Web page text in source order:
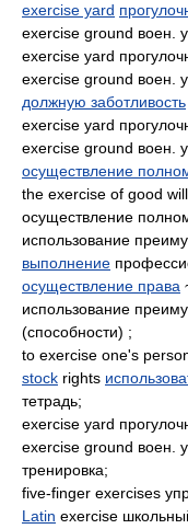
exercise yard
exercise ground воен.
exercise yard
exercise ground воен.
должную заботливость
exercise yard
exercise ground воен.
осуществление
the exercise of good
осуществление
использование
выполнение
осуществление права
использование
(способности) ;
to exercise one's
stock rights
тетрадь;
exercise yard
exercise ground воен.
тренировка;
five-finger exercises
Latin exercise